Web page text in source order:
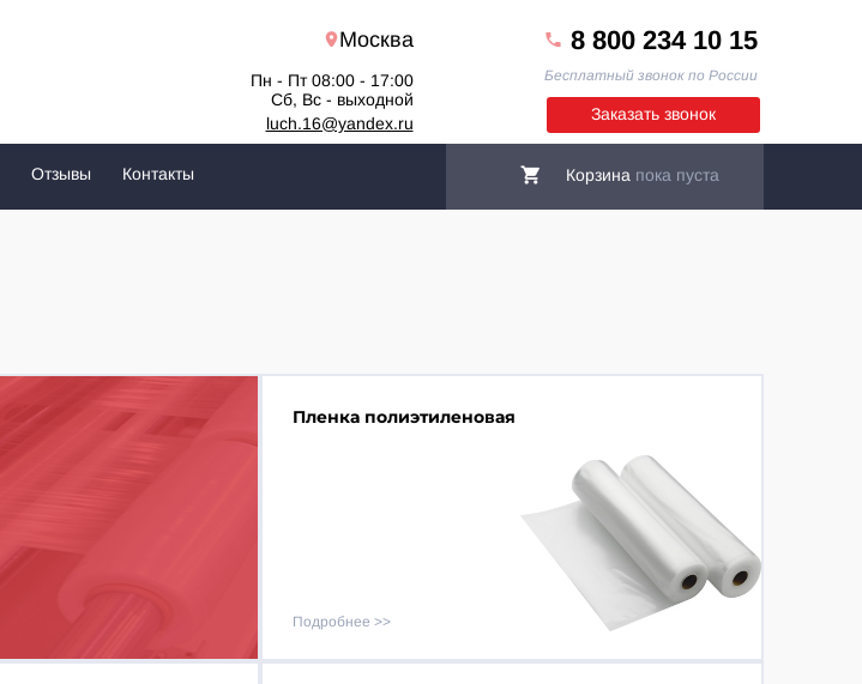
8 800 234 10 15
Бесплатный звонок по России
Заказать звонок
Москва
Пн - Пт 08:00 - 17:00
Сб, Вс - выходной
luch.16@yandex.ru
Отзывы Контакты Корзина пока пуста
Пленка полиэтиленовая
Подробнее